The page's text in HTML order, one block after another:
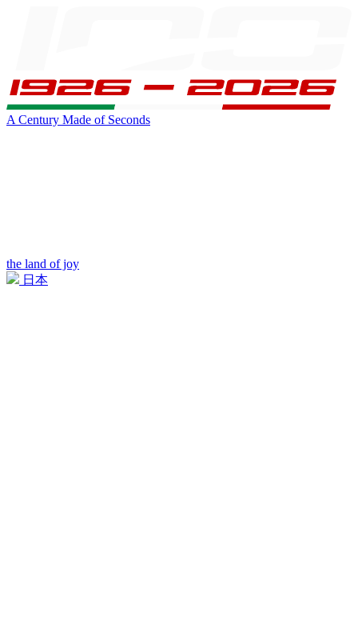
A Century Made of Seconds
the land of joy
日本